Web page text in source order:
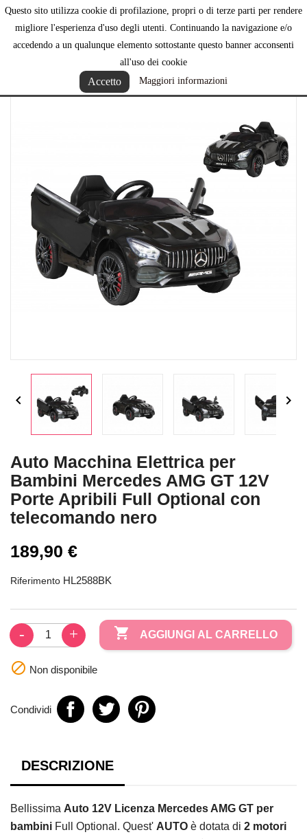
Questo sito utilizza cookie di profilazione, propri o di terze parti per rendere
migliore l'esperienza d'uso degli utenti. Continuando la navigazione e/o
accedendo a un qualunque elemento sottostante questo banner acconsenti
all'uso dei cookie
Accetto Maggiori informazioni

 
Auto Macchina Elettrica per
Bambini Mercedes AMG GT 12V
Porte Apribili Full Optional con
telecomando nero
189,90 €
Riferimento HL2588BK
 AGGIUNGI AL CARRELLO
 Non disponibile
Condividi
DESCRIZIONE
Bellissima Auto 12V Licenza Mercedes AMG GT per
bambini Full Optional. Quest' AUTO è dotata di 2 motori